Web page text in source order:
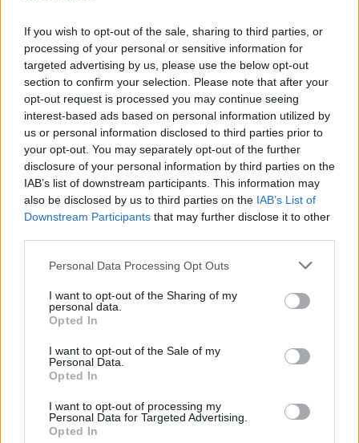
If you wish to opt-out of the sale, sharing to third parties, or
processing of your personal or sensitive information for
targeted advertising by us, please use the below opt-out
section to confirm your selection. Please note that after your
opt-out request is processed you may continue seeing
interest-based ads based on personal information utilized by
us or personal information disclosed to third parties prior to
your opt-out. You may separately opt-out of the further
disclosure of your personal information by third parties on the
IAB’s list of downstream participants. This information may
also be disclosed by us to third parties on the IAB’s List of
Downstream Participants that may further disclose it to other
Personal Data Processing Opt Outs
I want to opt-out of the Sharing of my
personal data.
Opted In
I want to opt-out of the Sale of my
Personal Data.
Opted In
I want to opt-out of processing my
Personal Data for Targeted Advertising.
Opted In
0 uživatelům se líbí
Věk: 55
Kontakt
Napsat uživateli vzkaz
Informace o profilu a chatu
Online: Není nikde online
Prochatováno: 0.90 hod.
Líbí se:0
Oblibené místnosti
Sledované diskuze